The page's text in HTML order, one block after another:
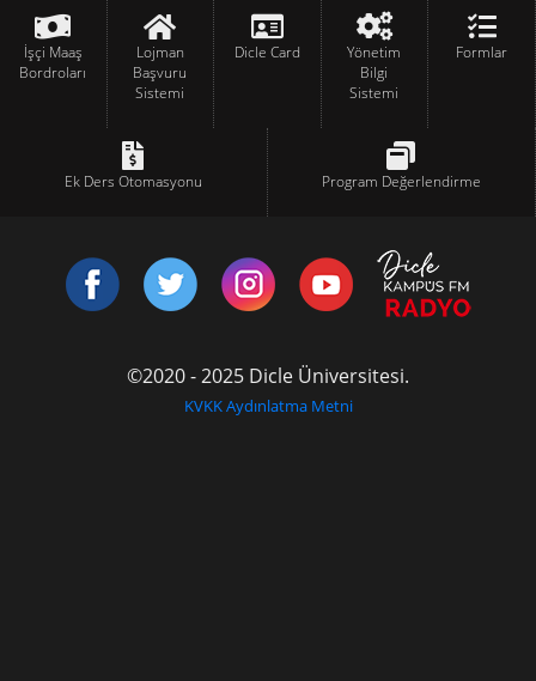
İşçi Maaş
Bordroları
Lojman
Başvuru
Sistemi
Dicle Card
Yönetim
Bilgi
Sistemi
Formlar
Ek Ders Otomasyonu Program Değerlendirme
©2020 - 2025 Dicle Üniversitesi.
KVKK Aydınlatma Metni